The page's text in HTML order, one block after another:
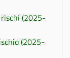
(2025-
(2025-